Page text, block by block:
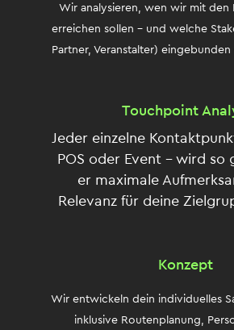
Wir analysieren, wen wir mit den
erreichen sollen – und welche
Partner, Veranstalter)
Touchpoint
Jeder einzelne
POS oder Event – wird so
er maximale
Relevanz für deine
Konzept
Wir entwickeln dein individuelles
inklusive Routenplanung,